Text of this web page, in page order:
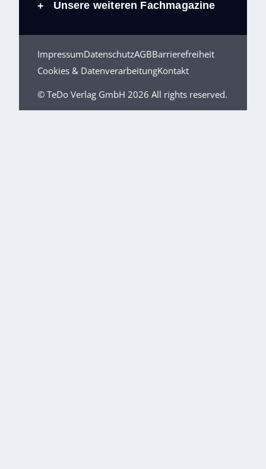
+ Unsere weiteren Fachmagazine
ImpressumDatenschutzAGBBarrierefreiheit
Cookies & DatenverarbeitungKontakt
© TeDo Verlag GmbH 2026 All rights reserved.